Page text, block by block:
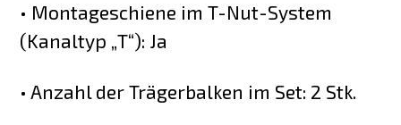
• Montageschiene im T-Nut-System
(Kanaltyp „T“): Ja
• Anzahl der Trägerbalken im Set: 2 Stk.